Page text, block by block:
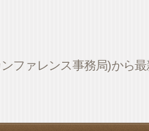
ファレンス事務局)から